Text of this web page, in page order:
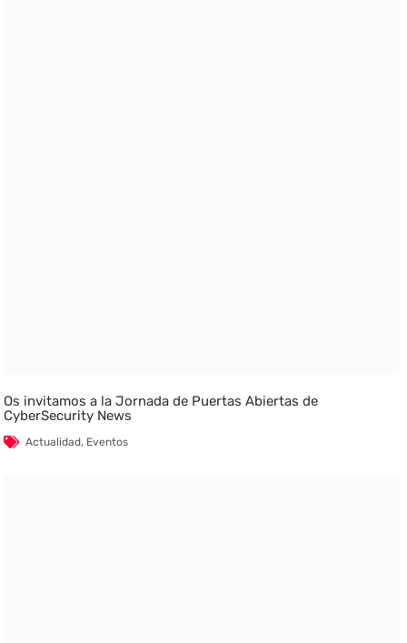
Os invitamos a la Jornada de Puertas Abiertas de
CyberSecurity News
Actualidad, Eventos